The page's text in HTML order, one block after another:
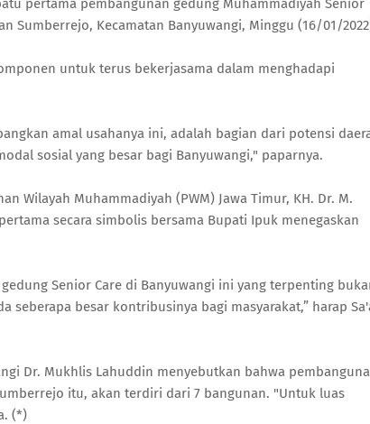
Sumberrejo, Kecamatan Banyuwangi, Minggu (16/01/
untuk terus bekerjasama dalam menghadapi
amal usahanya ini, adalah bagian dari potensi
sosial yang besar bagi Banyuwangi," paparnya.
Wilayah Muhammadiyah (PWM) Jawa Timur, KH. Dr. M.
secara simbolis bersama Bupati Ipuk menegaskan
Senior Care di Banyuwangi ini yang terpenting
seberapa besar kontribusinya bagi masyarakat,” harap
Dr. Mukhlis Lahuddin menyebutkan bahwa
itu, akan terdiri dari 7 bangunan. "Untuk luas
(*)